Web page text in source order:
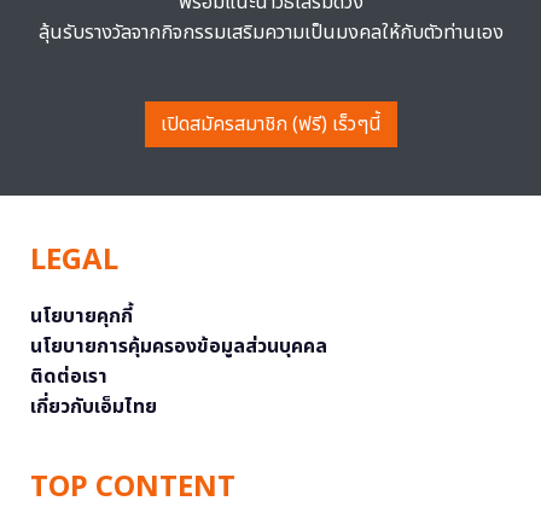
ลุ้นรับรางวัลจากกิจกรรมเสริมความเป็นมงคลให้กับตัวท่านเอง
เปิดสมัครสมาชิก (ฟรี) เร็วๆนี้
LEGAL
นโยบายคุกกี้
นโยบายการคุ้มครองข้อมูลส่วนบุคคล
ติดต่อเรา
เกี่ยวกับเอ็มไทย
TOP CONTENT